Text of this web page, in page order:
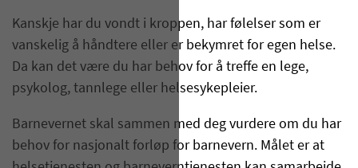
Kanskje har du vondt i kroppen, har følelser som er
vanskelig å håndtere eller er bekymret for egen helse.
Da kan det være du har behov for å treffe en lege,
psykolog, tannlege eller helsesykepleier.
Barnevernet skal sammen med deg vurdere om du har
behov for nasjonalt forløp for barnevern. Målet er at